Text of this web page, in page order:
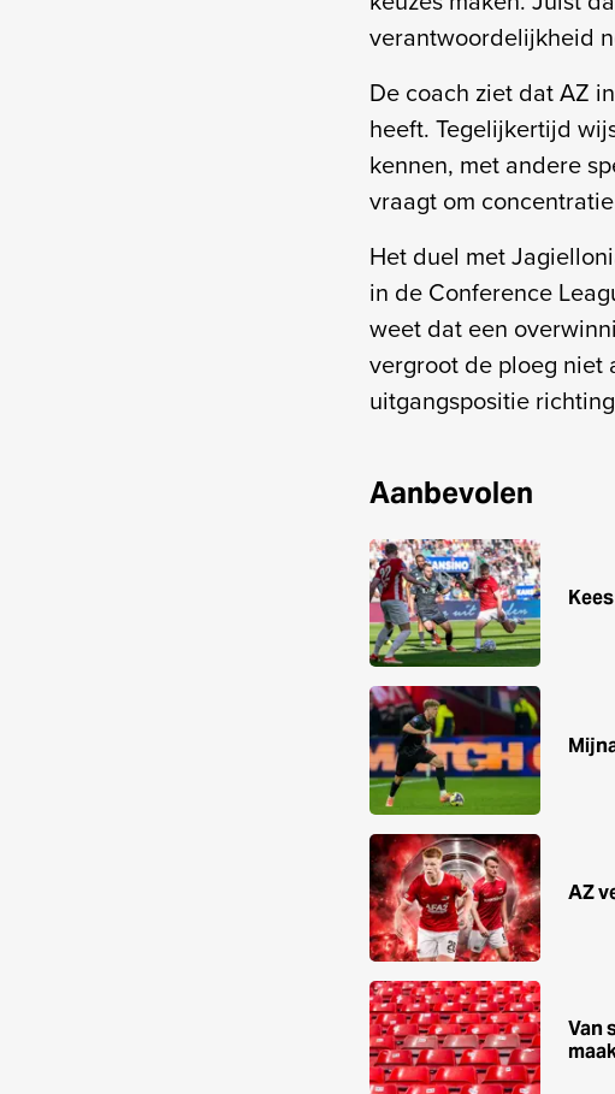
verantwoordelijkheid
De coach ziet dat AZ
heeft. Tegelijkertijd
kennen, met andere
vraagt om
Het duel met
in de Conference
weet dat een
vergroot de ploeg niet
uitgangspositie
Aanbevolen
AZ
Van